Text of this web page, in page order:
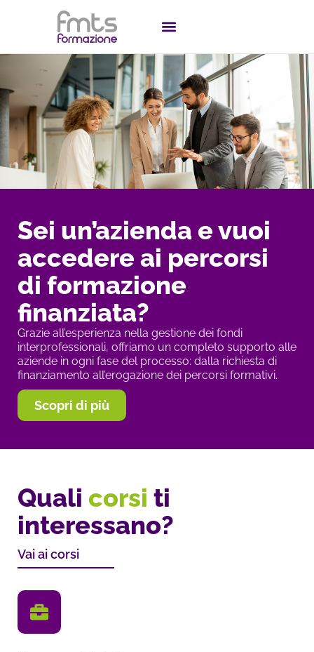
Sei un’azienda e vuoi
accedere ai percorsi
di formazione
finanziata?
Grazie all’esperienza nella gestione dei fondi
interprofessionali, offriamo un completo supporto alle
aziende in ogni fase del processo: dalla richiesta di
finanziamento all’erogazione dei percorsi formativi.
Scopri di più
Quali corsi ti
interessano?
Vai ai corsi